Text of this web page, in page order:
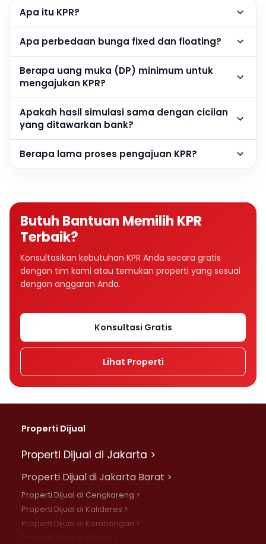
Apa itu KPR?
Apa perbedaan bunga fixed dan floating?
Berapa uang muka (DP) minimum untuk
mengajukan KPR?
Apakah hasil simulasi sama dengan cicilan
yang ditawarkan bank?
Berapa lama proses pengajuan KPR?
Butuh Bantuan Memilih KPR
Terbaik?
Konsultasikan kebutuhan KPR Anda secara gratis
dengan tim kami atau temukan properti yang sesuai
dengan anggaran Anda.
Konsultasi Gratis
Lihat Properti
Properti Dijual
Properti Dijual di Jakarta >
Properti Dijual di Jakarta Barat >
Properti Dijual di Cengkareng >
Properti Dijual di Kalideres >
Properti Dijual di Kembangan >